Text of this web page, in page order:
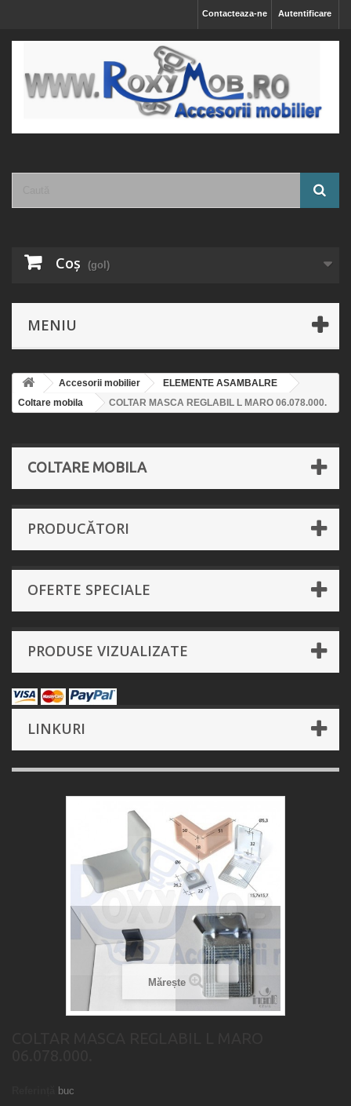
Autentificare
Contacteaza-ne
Coş (gol)
MENIU
Accesorii mobilier
ELEMENTE ASAMBALRE
Coltare mobila
COLTAR MASCA REGLABIL L MARO 06.078.000.
COLTARE MOBILA
PRODUCĂTORI
OFERTE SPECIALE
PRODUSE VIZUALIZATE
LINKURI
Mărește
buc